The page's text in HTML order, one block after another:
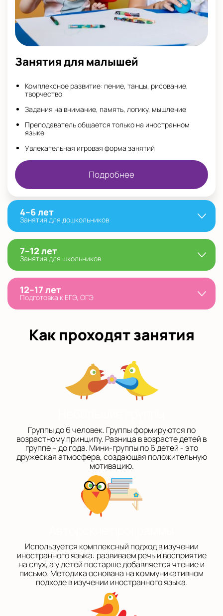
Занятия для малышей
Комплексное развитие: пение, танцы, рисование,
творчество
Задания на внимание, память, логику, мышление
Преподаватель общается только на иностранном
языке
Увлекательная игровая форма занятий
Подробнее
4–6 лет
Занятия для дошкольников
7–12 лет
Занятия для школьников
12–17 лет
Подготовка к ЕГЭ, ОГЭ
Как проходят занятия
Группы до 6 человек. Группы формируются по
возрастному принципу. Разница в возрасте детей в
группе – до года. Мини-группы по 6 детей - это
дружеская атмосфера, создающая положительную
мотивацию.
Используется комплексный подход в изучении
иностранного языка: развиваем речь и восприятие
на слух, а у детей постарше добавляется чтение и
письмо. Методика основана на коммуникативном
подходе в изучении иностранного языка.